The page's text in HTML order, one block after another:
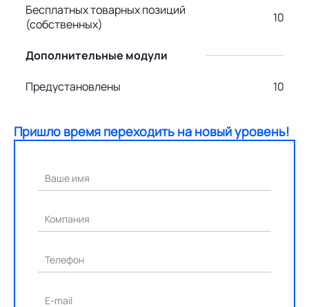
Бесплатных товарных позиций
(собственных)
10
Дополнительные модули
Предустановлены 10
Пришло время переходить на новый уровень!
Ваше имя
Компания
Телефон
E-mail